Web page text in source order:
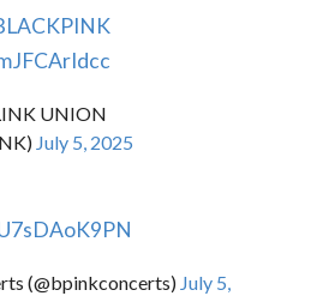
UNION
July 5, 2025
(@bpinkconcerts) July 5,